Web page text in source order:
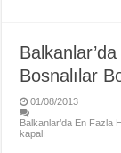
Bosnalılar
01/08/2013
Balkanlar’da En Fazla
kapalı